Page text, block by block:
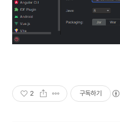
2 구독하기